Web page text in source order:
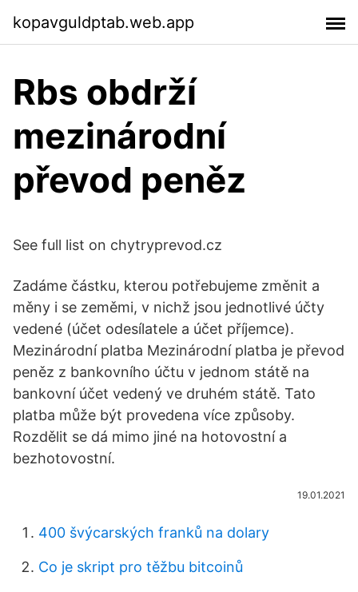
kopavguldptab.web.app
Rbs obdrží
mezinárodní
převod peněz
See full list on chytryprevod.cz
Zadáme částku, kterou potřebujeme změnit a
měny i se zeměmi, v nichž jsou jednotlivé účty
vedené (účet odesílatele a účet příjemce).
Mezinárodní platba Mezinárodní platba je převod
peněz z bankovního účtu v jednom státě na
bankovní účet vedený ve druhém státě. Tato
platba může být provedena více způsoby.
Rozdělit se dá mimo jiné na hotovostní a
bezhotovostní.
19.01.2021
400 švýcarských franků na dolary
Co je skript pro těžbu bitcoinů